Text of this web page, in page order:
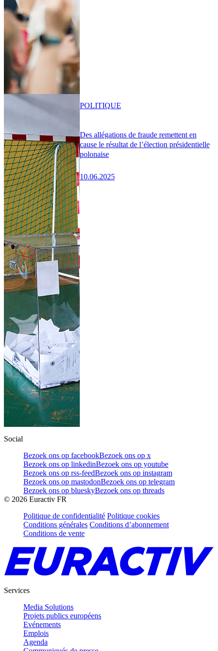
Des allégations de fraude remettent en
cause le résultat de l’élection présidentielle
polonaise
10.06.2025
POLITIQUE
Social
Bezoek ons op facebookBezoek ons op x
Bezoek ons op linkedinBezoek ons op youtube
Bezoek ons op rss-feedBezoek ons op instagram
Bezoek ons op mastodonBezoek ons op telegram
Bezoek ons op blueskyBezoek ons op threads
© 2026 Euractiv FR
Politique de confidentialité Politique cookies
Conditions générales Conditions d’abonnement
Conditions de vente
Services
Media Solutions
Projets publics européens
Evénements
Emplois
Agenda